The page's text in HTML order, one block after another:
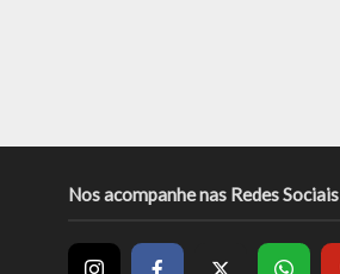
Nos acompanhe nas Redes Sociais